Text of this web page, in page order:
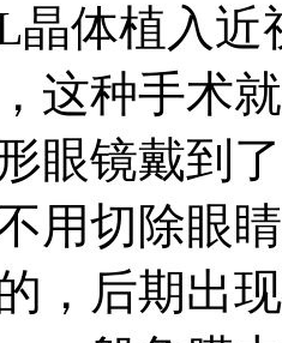
晶体植入
这种手术
眼镜戴到
用切除眼
，后期出